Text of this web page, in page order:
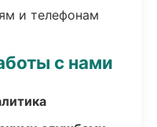
и телефонам
с нами